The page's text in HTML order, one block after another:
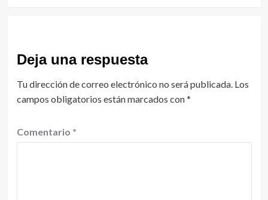
Deja una respuesta
Tu dirección de correo electrónico no será publicada. Los
campos obligatorios están marcados con*
Comentario *